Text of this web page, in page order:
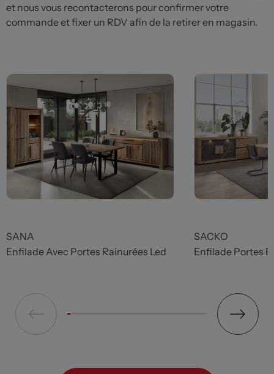
et nous vous recontacterons pour confirmer votre
commande et fixer un RDV afin de la retirer en magasin.
SANA
Enfilade Avec Portes Rainurées Led
SACKO
Enfilade Portes